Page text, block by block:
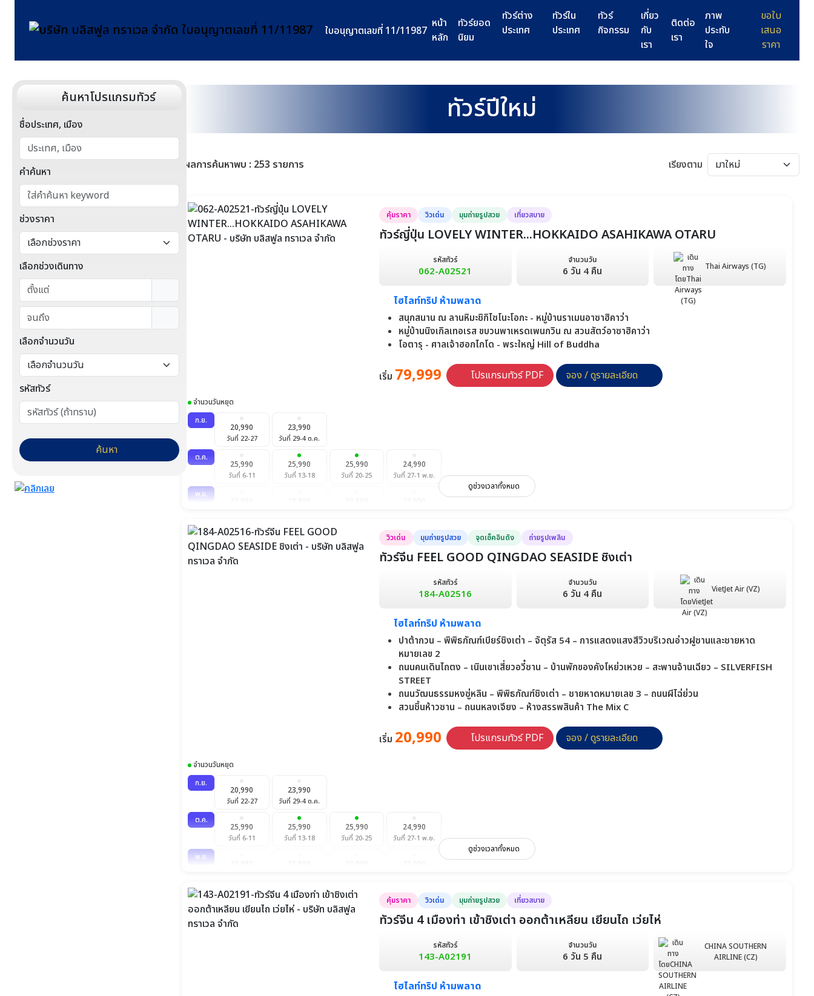
ใบอนุญาตเลขที่ 11/11987
หน้า
หลัก
ทัวร์ยอด
นิยม
ทัวร์ต่าง
ประเทศ
ทัวร์ใน
ประเทศ
ทัวร์
กิจกรรม
เกี่ยว
กับ
เรา
ติดต่อ
เรา
ภาพ
ประทับ
ใจ
ขอใบ
เสนอ
ราคา
ค้นหาโปรแกรมทัวร์
ชื่อประเทศ, เมือง
คำค้นหา
ช่วงราคา
เลือกช่วงเดินทาง
เลือกจำนวนวัน
รหัสทัวร์
ค้นหา
ทัวร์ปีใหม่
ผลการค้นหาพบ : 253 รายการ เรียงตาม
คุ้มราคา วิวเด่น มุมถ่ายรูปสวย เที่ยวสบาย
ทัวร์ญี่ปุ่น LOVELY WINTER...HOKKAIDO ASAHIKAWA OTARU
รหัสทัวร์
062-A02521
จำนวนวัน
6 วัน 4 คืน Thai Airways (TG)
ไฮไลท์ทริป ห้ามพลาด
สนุกสนาน ณ ลานหิมะชิกิไซโนะโอกะ - หมู่บ้านราเมนอาซาฮิคาว่า
หมู่บ้านนิงเกิลเทอเรส ขบวนพาเหรดเพนกวิน ณ สวนสัตว์อาซาฮิคาว่า
โอตารุ - ศาลเจ้าฮอกไกโด - พระใหญ่ Hill of Buddha
เริ่ม 79,999 โปรแกรมทัวร์ PDF จอง / ดูรายละเอียด
จำนวนวันหยุด
ก.ย.
20,990
วันที่ 22-27
23,990
วันที่ 29-4 ต.ค.
ต.ค.
25,990
วันที่ 6-11
25,990
วันที่ 13-18
25,990
วันที่ 20-25
24,990
วันที่ 27-1 พ.ย.
พ.ย.
ธ.ค.
25,990
วันที่ 1-6
25,990
วันที่ 8-13 วันที่ 15-20
25,990
วันที่ 22-27
29,990
ดูช่วงเวลาทั้งหมด
วิวเด่น มุมถ่ายรูปสวย จุดเช็คอินดัง ถ่ายรูปเพลิน
ทัวร์จีน FEEL GOOD QINGDAO SEASIDE ชิงเต่า
รหัสทัวร์
184-A02516
จำนวนวัน
6 วัน 4 คืน VietJet Air (VZ)
ไฮไลท์ทริป ห้ามพลาด
ปาต้ากวน – พิพิธภัณฑ์เบียร์ชิงเต่า – จัตุรัส 54 – การแสดงแสงสีวิวบริเวณอ่าวฝูซานและชายหาด
หมายเลข 2
ถนนคนเดินไถตง – เนินเขาเสี่ยวอวี๋ซาน – บ้านพักของคังโหย่วเหวย – สะพานจ้านเฉียว – SILVERFISH
STREET
ถนนวัฒนธรรมหงซู่หลิน – พิพิธภัณฑ์ชิงเต่า – ชายหาดหมายเลข 3 – ถนนผีไฉ่ย่วน
สวนชิ้นห้าวซาน – ถนนหลงเจียง – ห้างสรรพสินค้า The Mix C
เริ่ม 20,990 โปรแกรมทัวร์ PDF จอง / ดูรายละเอียด
จำนวนวันหยุด
ก.ย.
20,990
วันที่ 22-27
23,990
วันที่ 29-4 ต.ค.
ต.ค.
25,990
วันที่ 6-11
25,990
วันที่ 13-18
25,990
วันที่ 20-25
24,990
วันที่ 27-1 พ.ย.
พ.ย.
ธ.ค.
25,990
วันที่ 1-6
25,990
วันที่ 8-13
23,990
วันที่ 15-20
25,990
วันที่ 22-27
29,990
วันที่ 29-3 ม.ค.
ดูช่วงเวลาทั้งหมด
คุ้มราคา วิวเด่น มุมถ่ายรูปสวย เที่ยวสบาย
ทัวร์จีน 4 เมืองท่า เข้าชิงเต่า ออกต้าเหลียน เยียนไถ เว่ยไห่
รหัสทัวร์
143-A02191
จำนวนวัน
6 วัน 5 คืน
CHINA SOUTHERN
AIRLINE (CZ)
ไฮไลท์ทริป ห้ามพลาด